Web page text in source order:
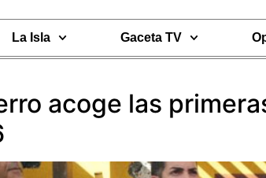
La Isla Gaceta TV
acoge las